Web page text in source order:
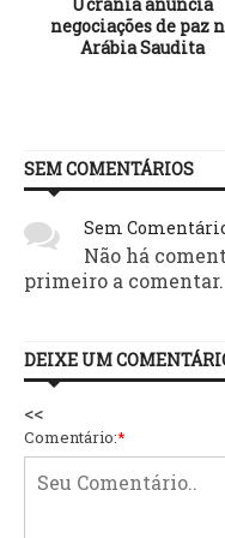
negociações de paz
Arábia Saudita
SEM COMENTÁRIOS
Sem
Não há
primeiro a comentar.
DEIXE UM
<<
Comentário:*